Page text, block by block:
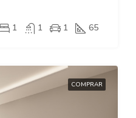
1 1 1 65
COMPRAR